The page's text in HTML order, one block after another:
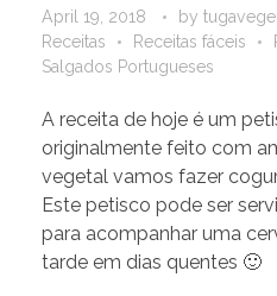
April 19, 2018 by tugavege
Receitas
Receitas fáceis
Salgados Portugueses
A receita de hoje é um
originalmente feito com
vegetal vamos fazer
Este petisco pode ser
para acompanhar uma
tarde em dias quentes 🙂